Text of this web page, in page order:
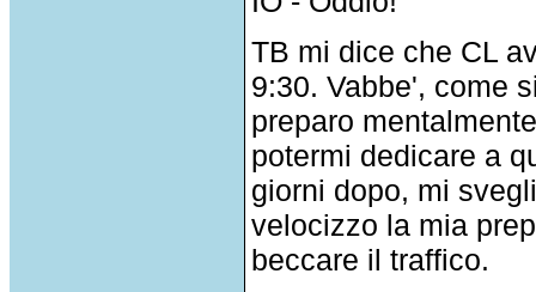
TB mi dice che CL
9:30. Vabbe', come
preparo
potermi dedicare a
giorni dopo, mi
velocizzo la mia
beccare il traffico.